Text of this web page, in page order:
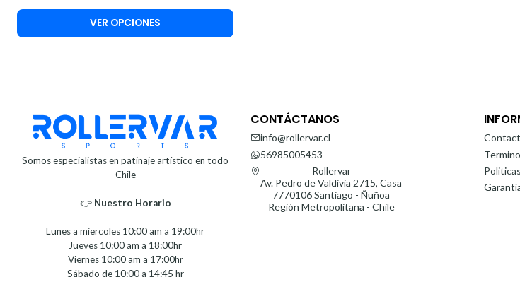
VER OPCIONES
Somos especialistas en patinaje artístico en todo
Chile
👉 Nuestro Horario⁣⁣
Lunes a miercoles 10:00 am a 19:00hr
Jueves 10:00 am a 18:00hr
Viernes 10:00 am a 17:00hr
Sábado de 10:00 a 14:45 hr
CONTÁCTANOS
info@rollervar.cl
56985005453
Rollervar
Av. Pedro de Valdivia 2715, Casa
7770106 Santiago - Ñuñoa
Región Metropolitana - Chile